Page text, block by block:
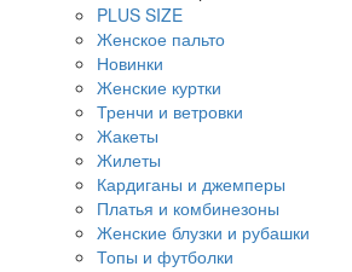
PLUS SIZE
Женское пальто
Новинки
Женские куртки
Тренчи и ветровки
Жакеты
Жилеты
Кардиганы и джемперы
Платья и комбинезоны
Женские блузки и рубашки
Топы и футболки